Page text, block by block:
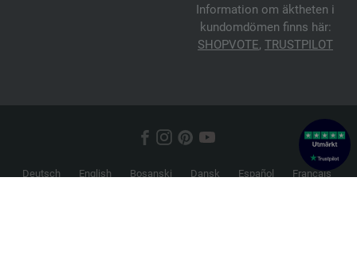
Information om äktheten i
kundomdömen finns här:
SHOPVOTE, TRUSTPILOT
Deutsch English Bosanski Dansk Español
Français